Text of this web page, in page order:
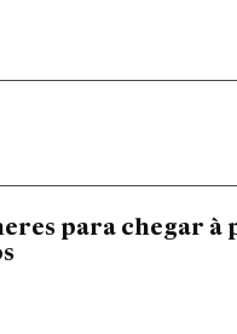
para chegar à